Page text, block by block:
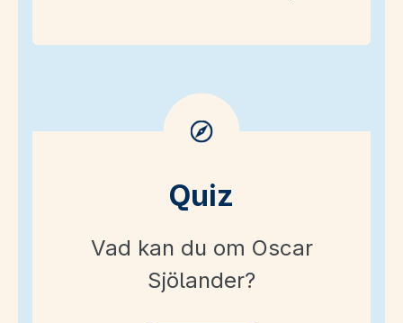
Quiz
Vad kan du om Oscar
Sjölander?